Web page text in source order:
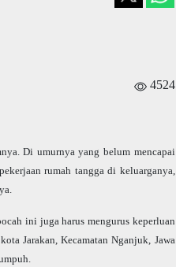
4524
Di umurnya yang belum mencapai
rumah tangga di keluarganya,
ini juga harus mengurus keperluan
Jarakan, Kecamatan Nganjuk, Jawa